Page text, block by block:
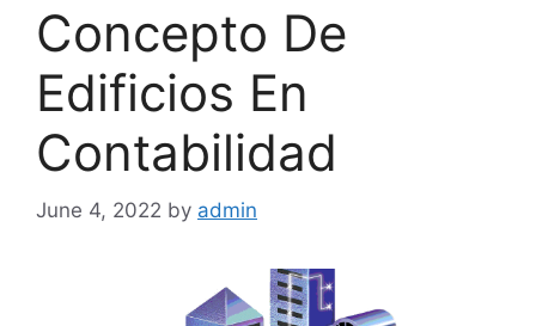
Concepto De
Edificios En
Contabilidad
June 4, 2022 by admin